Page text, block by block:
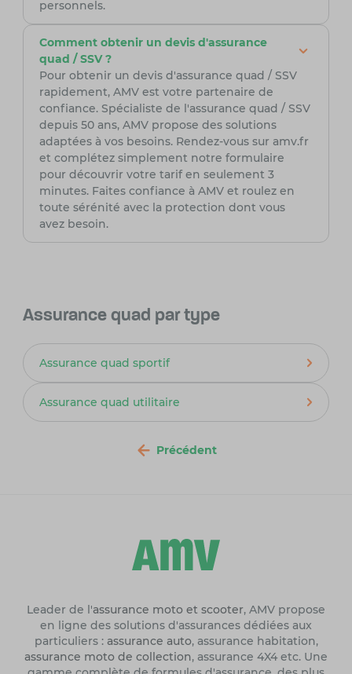
personnels.
Comment obtenir un devis d'assurance
quad / SSV ?
Pour obtenir un devis d'assurance quad / SSV
rapidement, AMV est votre partenaire de
confiance. Spécialiste de l'assurance quad / SSV
depuis 50 ans, AMV propose des solutions
adaptées à vos besoins. Rendez-vous sur amv.fr
et complétez simplement notre formulaire
pour découvrir votre tarif en seulement 3
minutes. Faites confiance à AMV et roulez en
toute sérénité avec la protection dont vous
avez besoin.
Assurance quad par type
Assurance quad sportif
Assurance quad utilitaire
Précédent
Leader de l'assurance moto et scooter, AMV propose
en ligne des solutions d'assurances dédiées aux
particuliers : assurance auto, assurance habitation,
assurance moto de collection, assurance 4X4 etc. Une